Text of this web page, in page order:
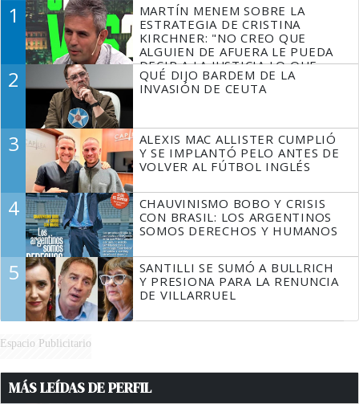
1
MARTÍN MENEM SOBRE LA
ESTRATEGIA DE CRISTINA
KIRCHNER: "NO CREO QUE
ALGUIEN DE AFUERA LE PUEDA
DECIR A LA JUSTICIA LO QUE
TIENE QUE HACER"
2
QUÉ DIJO BARDEM DE LA
INVASIÓN DE CEUTA
3
ALEXIS MAC ALLISTER CUMPLIÓ
Y SE IMPLANTÓ PELO ANTES DE
VOLVER AL FÚTBOL INGLÉS
4
CHAUVINISMO BOBO Y CRISIS
CON BRASIL: LOS ARGENTINOS
SOMOS DERECHOS Y HUMANOS
5
SANTILLI SE SUMÓ A BULLRICH
Y PRESIONA PARA LA RENUNCIA
DE VILLARRUEL
Espacio Publicitario
MÁS LEÍDAS DE PERFIL